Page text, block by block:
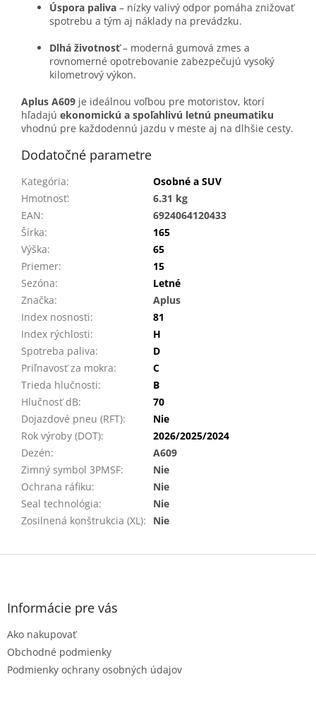
Úspora paliva – nízky valivý odpor pomáha znižovať
spotrebu a tým aj náklady na prevádzku.
Dlhá životnosť– moderná gumová zmes a
rovnomerné opotrebovanie zabezpečujú vysoký
kilometrový výkon.
Aplus A609 je ideálnou voľbou pre motoristov, ktorí
hľadajú ekonomickú a spoľahlivú letnú pneumatiku
vhodnú pre každodennú jazdu v meste aj na dlhšie cesty.
Dodatočné parametre
Kategória:
Osobné a SUV
Hmotnosť:
6.31 kg
EAN:
6924064120433
Šírka:
165
Výška:
65
Priemer:
15
Sezóna:
Letné
Značka:
Aplus
Index nosnosti:
81
Index rýchlosti:
H
Spotreba paliva:
D
Priľnavosť za mokra:
C
Trieda hlučnosti:
B
Hlučnosť dB:
70
Dojazdové pneu (RFT):
Nie
Rok výroby (DOT):
2026/2025/2024
Dezén:
A609
Zimný symbol 3PMSF:
Nie
Ochrana ráfiku:
Nie
Seal technológia:
Nie
Zosilnená konštrukcia (XL): Nie
Z
Informácie pre vás
Ako nakupovať
Obchodné podmienky
Podmienky ochrany osobných údajov